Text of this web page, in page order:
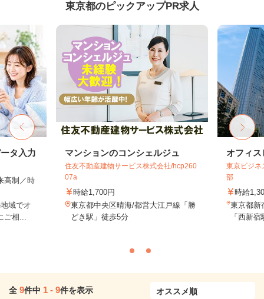
東京都のピックアップPR求人
タ入力
高制／時
域でオ
相...
マンションのコンシェルジュ
住友不動産建物サービス株式会社/hcp260
07a
時給1,700円
東京都中央区晴海/都営大江戸線「勝
どき駅」徒歩5分
オフィス
東京ビジ
部
時給
東京都新
「西新
全 9件中 1 - 9件を表示